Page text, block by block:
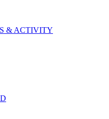
& ACTIVITY